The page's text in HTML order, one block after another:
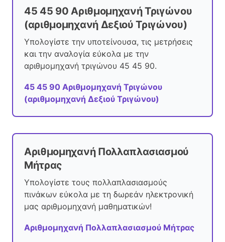
45 45 90 Αριθμομηχανή Τριγώνου
(αριθμομηχανή Δεξιού Τριγώνου)
Υπολογίστε την υποτείνουσα, τις μετρήσεις
και την αναλογία εύκολα με την
αριθμομηχανή τριγώνου 45 45 90.
45 45 90 Αριθμομηχανή Τριγώνου
(αριθμομηχανή Δεξιού Τριγώνου)
Αριθμομηχανή Πολλαπλασιασμού
Μήτρας
Υπολογίστε τους πολλαπλασιασμούς
πινάκων εύκολα με τη δωρεάν ηλεκτρονική
μας αριθμομηχανή μαθηματικών!
Αριθμομηχανή Πολλαπλασιασμού Μήτρας